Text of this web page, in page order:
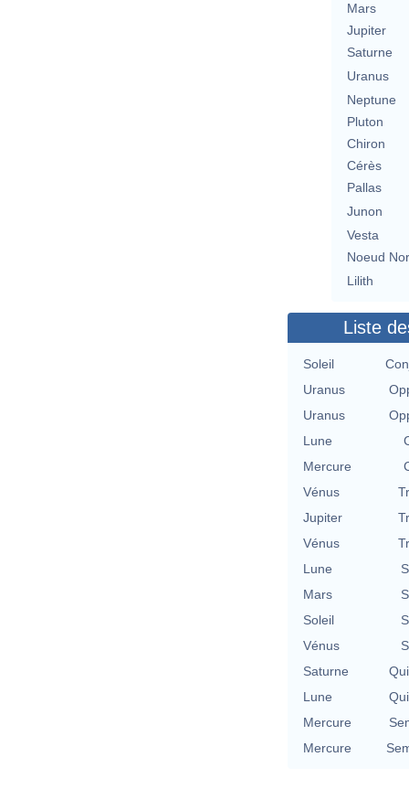
Mars
Jupiter
Saturne
Uranus
Neptune
Pluton
Chiron
Cérès
Pallas
Junon
Vesta
Noeud
Lilith
Liste
Soleil
Uranus
Uranus
Lune
Mercure
Vénus
Jupiter
Vénus
Lune
Mars
Soleil
Vénus
Saturne
Lune
Mercure
Mercure